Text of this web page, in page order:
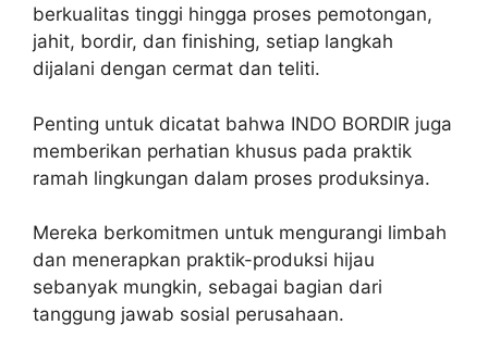
berkualitas tinggi hingga proses pemotongan,
jahit, bordir, dan finishing, setiap langkah
dijalani dengan cermat dan teliti.
Penting untuk dicatat bahwa INDO BORDIR juga
memberikan perhatian khusus pada praktik
ramah lingkungan dalam proses produksinya.
Mereka berkomitmen untuk mengurangi limbah
dan menerapkan praktik-produksi hijau
sebanyak mungkin, sebagai bagian dari
tanggung jawab sosial perusahaan.